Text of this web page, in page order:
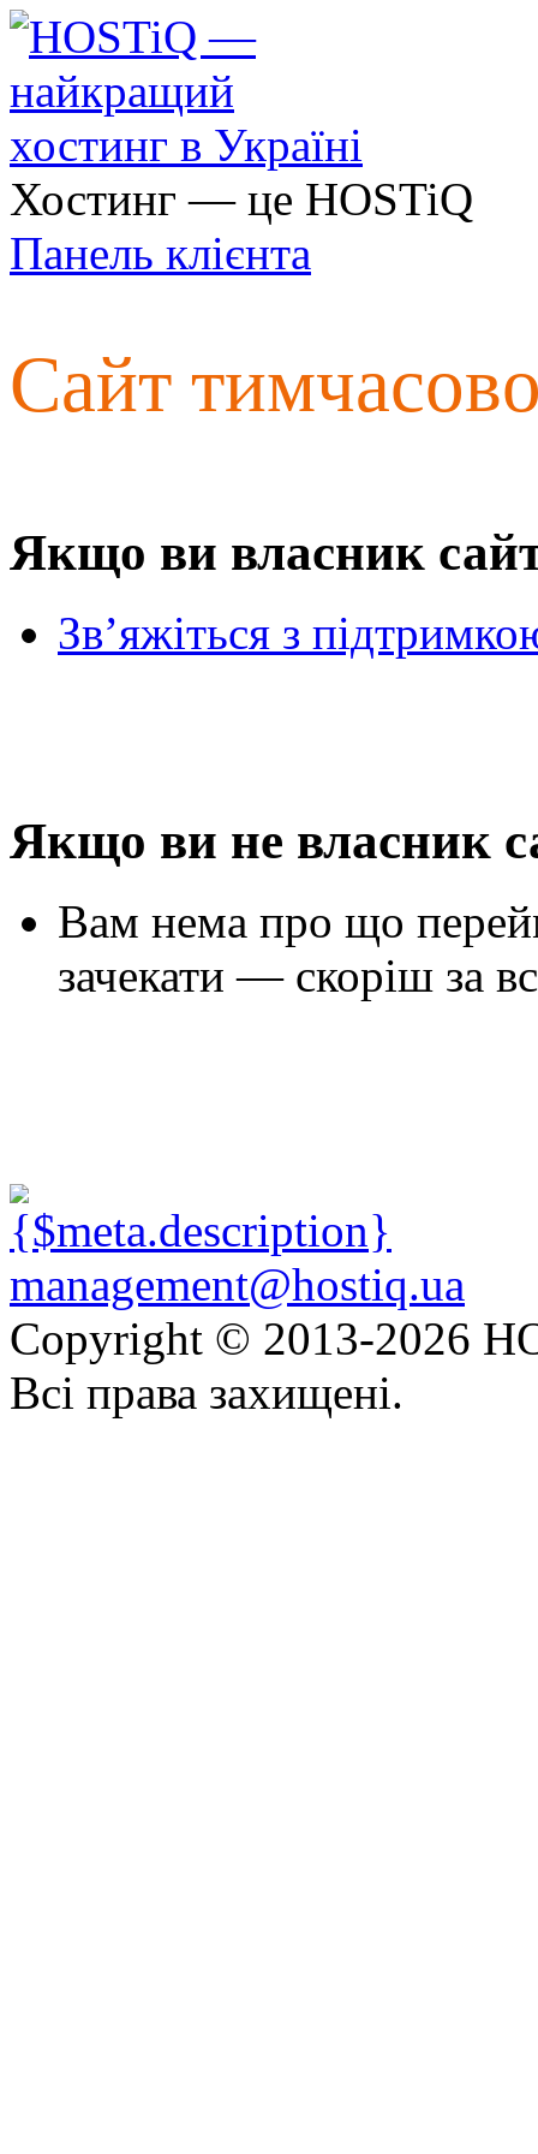
Хостинг — це HOSTiQ
Панель клієнта
Сайт
Якщо ви власник
Зв’яжіться з
Якщо ви не власник
Вам нема про що
зачекати — скоріш за
management@hostiq.ua
Copyright © 2013-2026
Всі права захищені.